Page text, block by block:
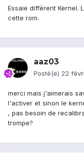
Essaie différent Kernel.
cette rom.
aaz03
Posté(e) 22
merci mais j'aimerais
l'activer et sinon le
, pas besoin de
trompe?